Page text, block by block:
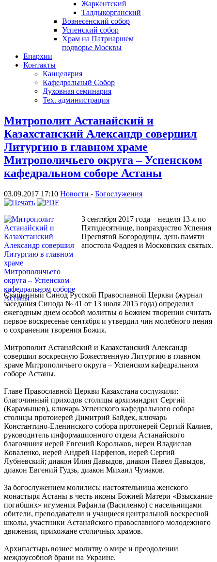
Жаркентский
Талдыкорганский
Вознесенский собор
Успенский собор
Храм на Патриаршем
подворье Москвы
Епархии
Контакты
Канцелярия
Кафедральный Собор
Духовная семинария
Тех. администрация
Митрополит Астанайский и
Казахстанский Александр совершил
Литургию в главном храме
Митрополичьего округа – Успенском
кафедральном соборе Астаны
03.09.2017 17:10 Новости - Богослужения
3 сентября 2017 года – неделя 13-я по
Пятидесятнице, попразднство Успения
Пресвятой Богородицы, день памяти
апостола Фаддея и Московских святых.
Священный Синод Русской Православной Церкви (журнал
заседания Синода № 41 от 13 июля 2015 года) определил
ежегодным днем особой молитвы о Божием творении считать
первое воскресенье сентября и утвердил чин молебного пения
о сохранении творения Божия.
Митрополит Астанайский и Казахстанский Александр
совершил воскресную Божественную Литургию в главном
храме Митрополичьего округа – Успенском кафедральном
соборе Астаны.
Главе Православной Церкви Казахстана сослужили:
благочинный приходов столицы архимандрит Сергий
(Карамышев), ключарь Успенского кафедрального собора
столицы протоиерей Димитрий Байдек, ключарь
Константино-Еленинского собора протоиерей Сергий Калиев,
руководитель информационного отдела Астанайского
благочиния иерей Евгений Корольков, иереи Владислав
Коваленко, иерей Андрей Парфенов, иерей Сергий
Лубневский; диакон Илия Давыдов, диакон Павел Давыдов,
диакон Евгений Гудзь, диакон Михаил Чумаков.
За богослужением молились: настоятельница женского
монастыря Астаны в честь иконы Божией Матери «Взыскание
погибших» игумения Рафаила (Василенко) с насельницами
обители, преподаватели и учащиеся центральной воскресной
школы, участники Астанайского православного молодежного
движения, прихожане столичных храмов.
Архипастырь вознес молитву о мире и преодолении
междоусобной брани на Украине.